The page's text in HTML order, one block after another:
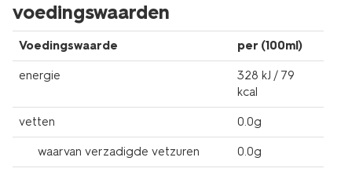
voedingswaarden
Voedingswaarde per (100ml)
energie
328 kJ / 79
kcal
vetten 0.0g
waarvan verzadigde vetzuren 0.0g